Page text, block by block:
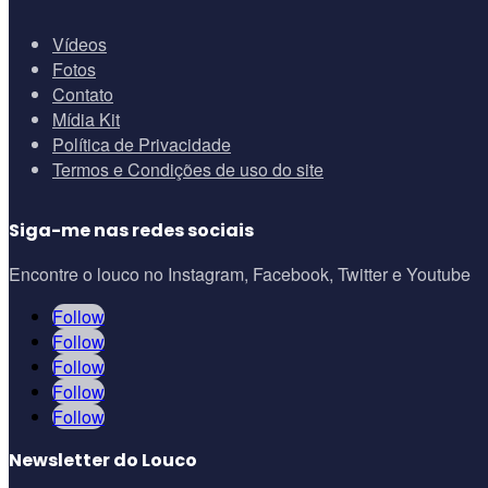
Vídeos
Fotos
Contato
Mídia Kit
Política de Privacidade
Termos e Condições de uso do site
Siga-me nas redes sociais
Encontre o louco no Instagram, Facebook, Twitter e Youtube
Follow
Follow
Follow
Follow
Follow
Newsletter do Louco